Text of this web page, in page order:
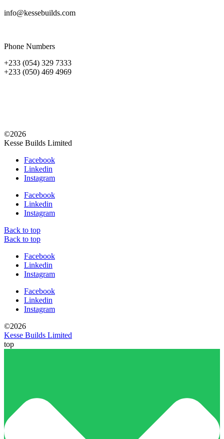
info@kessebuilds.com
Phone Numbers
+233 (054) 329 7333
+233 (050) 469 4969
©2026
Kesse Builds Limited
Facebook
Linkedin
Instagram
Facebook
Linkedin
Instagram
Back to top
Back to top
Facebook
Linkedin
Instagram
Facebook
Linkedin
Instagram
©2026
Kesse Builds Limited
top